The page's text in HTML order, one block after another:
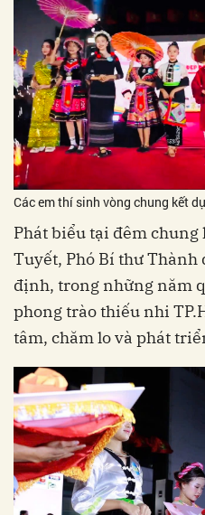
Các em thí sinh vòng chung kết
Phát biểu tại đêm
Tuyết, Phó Bí thư Thành
định, trong những năm
phong trào thiếu nhi
tâm, chăm lo và phát